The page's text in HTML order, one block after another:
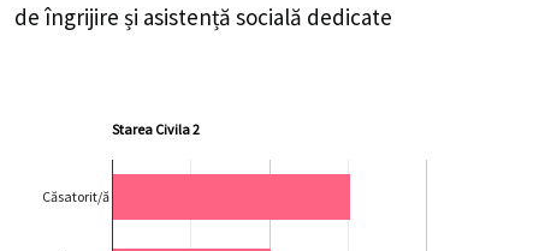
de îngrijire și asistență socială dedicate
Starea Civila 2
Căsatorit/ă